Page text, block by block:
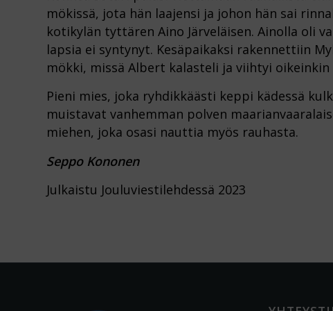
mökissä, jota hän laajensi ja johon hän sai
kotikylän tyttären Aino Järveläisen. Ainolla oli
lapsia ei syntynyt. Kesäpaikaksi rakennettiin
mökki, missä Albert kalasteli ja viihtyi oikeinkin
Pieni mies, joka ryhdikkäästi keppi kädessä
muistavat vanhemman polven
miehen, joka osasi nauttia myös rauhasta.
Seppo Kononen
Julkaistu Jouluviestilehdessä 2023